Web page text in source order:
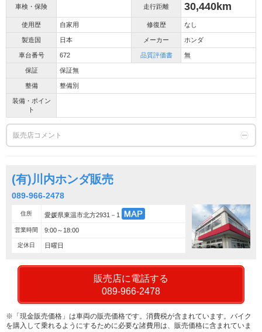
車検・保険 走行距離 30,440km
使用歴 自家用 修復歴 なし
製造国 日本 メーカー ホンダ
車台番号 672 品質評価書 無
保証 保証無
整備 整備別
装備・ポイン
ト
販売店コメント
(有)川内ホンダ販売
089-966-2478
住所 愛媛県東温市北方2931－1
営業時間 9:00～18:00
定休日 日曜日
販売店に電話する
089-966-2478
※「現金販売価格」は車両の販売価格です。消費税が含まれています。バイク
を購入して乗れるようにするために必要な諸費用は、販売価格に含まれていま